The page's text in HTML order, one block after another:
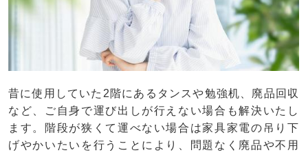
昔に使用していた2階にあるタンスや勉強机、廃品回収
など、ご自身で運び出しが行えない場合も解決いたし
ます。階段が狭くて運べない場合は家具家電の吊り下
げやかいたいを行うことにより、問題なく廃品や不用